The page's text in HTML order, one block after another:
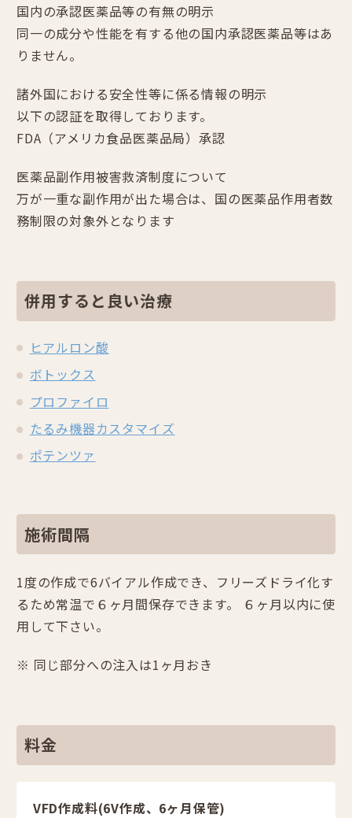
国内の承認医薬品等の有無の明示
同一の成分や性能を有する他の国内承認医薬品等はあ
りません。
諸外国における安全性等に係る情報の明示
以下の認証を取得しております。
FDA（アメリカ食品医薬品局）承認
医薬品副作用被害救済制度について
万が一重な副作用が出た場合は、国の医薬品作用者数
務制限の対象外となります
併用すると良い治療
ヒアルロン酸
ボトックス
プロファイロ
たるみ機器カスタマイズ
ポテンツァ
施術間隔
1度の作成で6バイアル作成でき、フリーズドライ化す
るため常温で６ヶ月間保存できます。 ６ヶ月以内に使
用して下さい。
※ 同じ部分への注入は1ヶ月おき
料金
VFD作成料(6V作成、6ヶ月保管)